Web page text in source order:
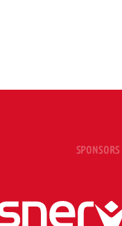
SPONSORS